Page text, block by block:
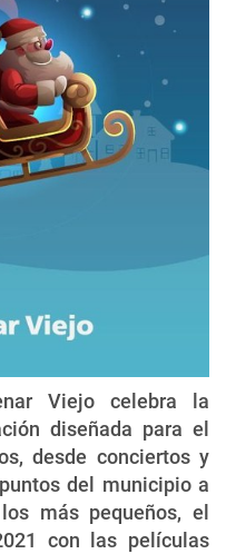
Viejo celebra la
diseñada para el
desde conciertos y
del municipio a
más pequeños, el
con las películas